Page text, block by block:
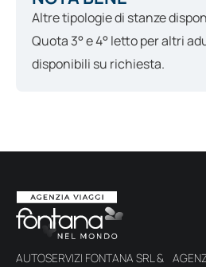
Altre tipologie di stanze
Quota 3° e 4° letto per altri
disponibili su richiesta.
AUTOSERVIZI FONTANA SRL &